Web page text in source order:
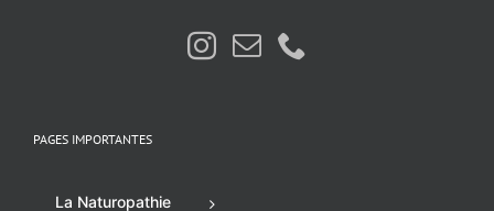
PAGES IMPORTANTES
La Naturopathie